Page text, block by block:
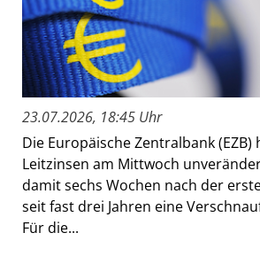
23.07.2026, 18:45 Uhr
Die Europäische Zentralbank (EZB)
Leitzinsen am Mittwoch
damit sechs Wochen nach der
seit fast drei Jahren eine
Für die...